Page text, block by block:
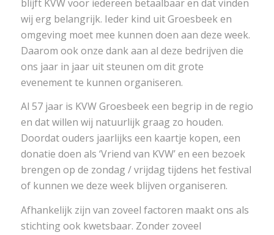
blijft KVW voor iedereen betaalbaar en dat vinden
wij erg belangrijk. Ieder kind uit Groesbeek en
omgeving moet mee kunnen doen aan deze week.
Daarom ook onze dank aan al deze bedrijven die
ons jaar in jaar uit steunen om dit grote
evenement te kunnen organiseren.
Al 57 jaar is KVW Groesbeek een begrip in de regio
en dat willen wij natuurlijk graag zo houden.
Doordat ouders jaarlijks een kaartje kopen, een
donatie doen als ‘Vriend van KVW’ en een bezoek
brengen op de zondag / vrijdag tijdens het festival
of kunnen we deze week blijven organiseren.
Afhankelijk zijn van zoveel factoren maakt ons als
stichting ook kwetsbaar. Zonder zoveel